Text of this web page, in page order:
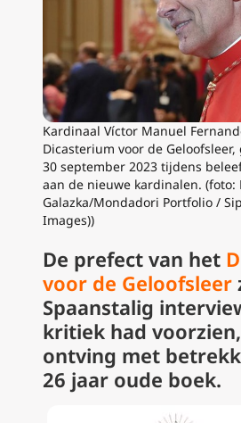
Kardinaal Víctor Manuel
Dicasterium voor de
30 september 2023 tijdens
aan de nieuwe kardinalen. (foto:
Galazka/Mondadori Portfolio /
Images))
De prefect van het
voor de Geloofsleer
Spaanstalig
kritiek had
ontving met
26 jaar oude boek.